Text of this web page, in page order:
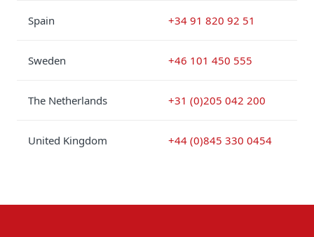
Spain +34 91 820 92 51
Sweden +46 101 450 555
The Netherlands +31 (0)205 042 200
United Kingdom +44 (0)845 330 0454